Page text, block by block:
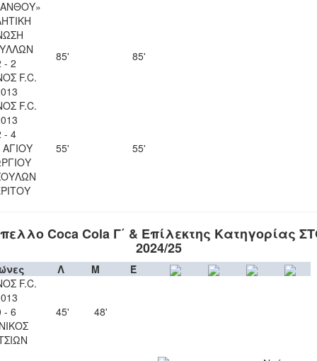
- 2
F.C.
85' 85'
F.C.
- 4
55' 55'
Coca Cola Γ΄ & Επίλεκτης Κατηγορίας
2024/25
Λ Μ
Έ
F.C.
- 6
45' 48'